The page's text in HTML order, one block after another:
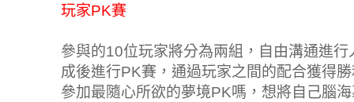
玩家PK賽
參與的10位玩家將分為兩組，自由溝通進
成後進行PK賽，通過玩家之間的配合獲得
參加最隨心所欲的夢境PK嗎，想將自己腦